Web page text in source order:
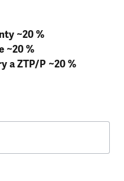
~20 %
~20 %
a ZTP/P ~20 %